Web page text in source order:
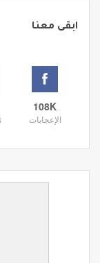
ابقى معنا
108K
الإعجابات